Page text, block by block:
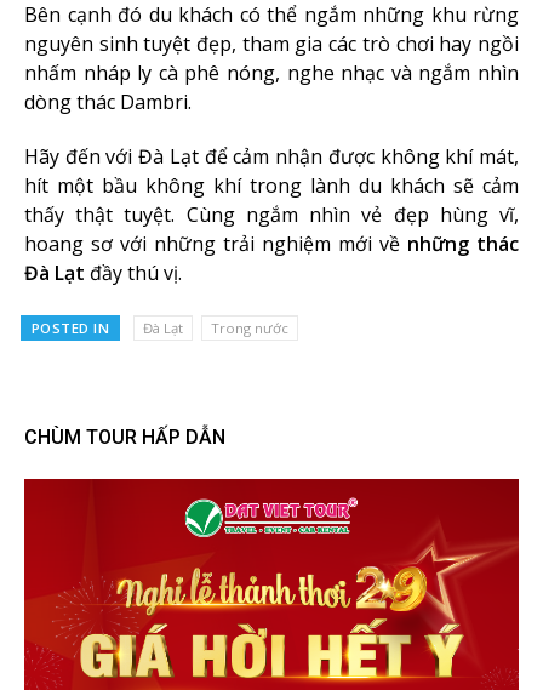
Bên cạnh đó du khách có thể ngắm những khu rừng
nguyên sinh tuyệt đẹp, tham gia các trò chơi hay ngồi
nhấm nháp ly cà phê nóng, nghe nhạc và ngắm nhìn
dòng thác Dambri.
Hãy đến với Đà Lạt để cảm nhận được không khí mát,
hít một bầu không khí trong lành du khách sẽ cảm
thấy thật tuyệt. Cùng ngắm nhìn vẻ đẹp hùng vĩ,
hoang sơ với những trải nghiệm mới về những thác
Đà Lạt đầy thú vị.
POSTED IN Đà Lạt Trong nước
CHÙM TOUR HẤP DẪN